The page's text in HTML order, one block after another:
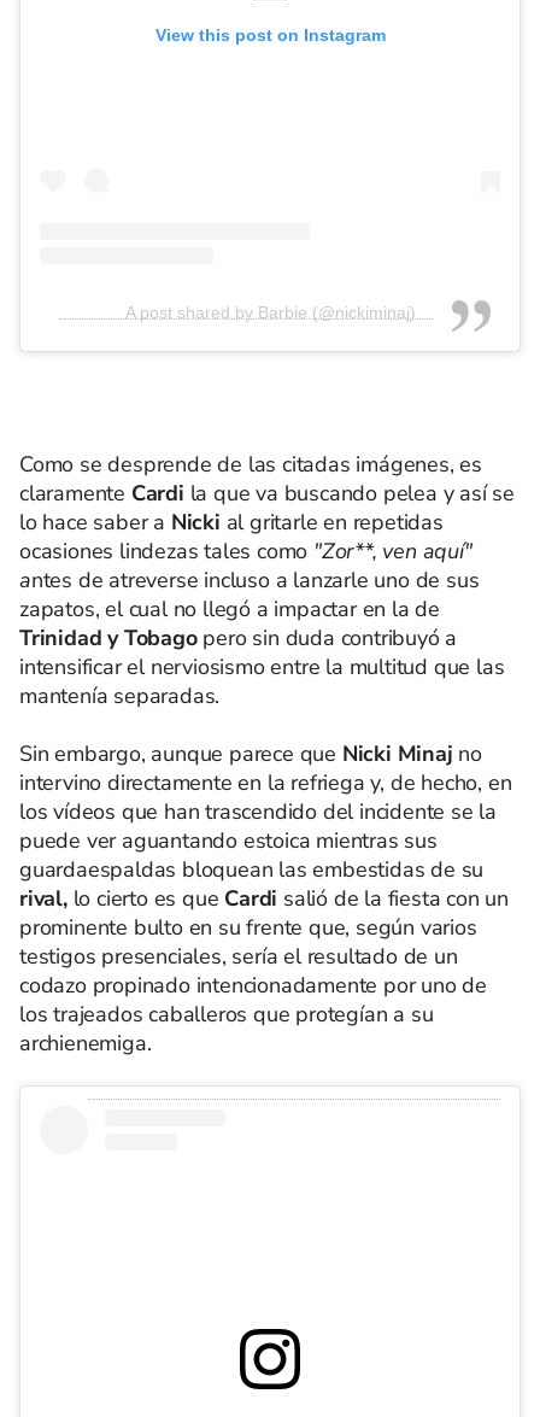
View this post on Instagram
A post shared by Barbie (@nickiminaj)
Como se desprende de las citadas imágenes, es
claramente Cardi la que va buscando pelea y así se
lo hace saber a Nicki al gritarle en repetidas
ocasiones lindezas tales como "Zor**, ven aquí"
antes de atreverse incluso a lanzarle uno de sus
zapatos, el cual no llegó a impactar en la de
Trinidad y Tobagopero sin duda contribuyó a
intensificar el nerviosismo entre la multitud que las
mantenía separadas.
Sin embargo, aunque parece que Nicki Minaj no
intervino directamente en la refriega y, de hecho, en
los vídeos que han trascendido del incidente se la
puede ver aguantando estoica mientras sus
guardaespaldas bloquean las embestidas de su
rival,lo cierto es que Cardi salió de la fiesta con un
prominente bulto en su frente que, según varios
testigos presenciales, sería el resultado de un
codazo propinado intencionadamente por uno de
los trajeados caballeros que protegían a su
archienemiga.